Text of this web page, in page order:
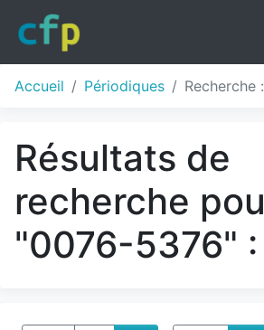
Accueil Périodiques Recherche
Résultats de
recherche
"0076-5376"